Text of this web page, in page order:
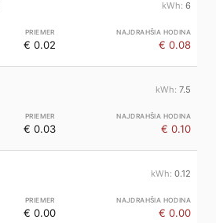
6
€ 0.02 € 0.08
7.5
€ 0.03 € 0.10
0.12
€ 0.00 € 0.00